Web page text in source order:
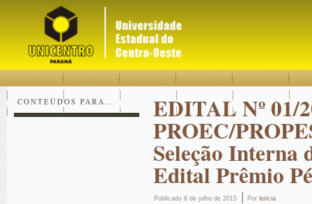
CONTEÚDOS PARA… EDITAL Nº 01/
PROEC/
Seleção Interna
Edital Prêmio
Publicado 8 de julho de 2015 | Por leticia